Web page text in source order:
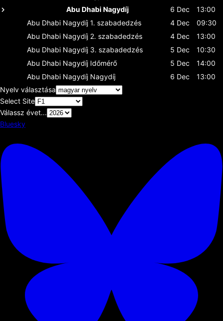
Abu Dhabi Nagydíj
6 Dec
13:00
Abu Dhabi Nagydíj 1. szabadedzés 4 Dec
09:30
Abu Dhabi Nagydíj 2. szabadedzés 4 Dec
13:00
Abu Dhabi Nagydíj 3. szabadedzés 5 Dec
10:30
Abu Dhabi Nagydíj Időmérő 5 Dec
14:00
Abu Dhabi Nagydíj Nagydíj 6 Dec
13:00
Nyelv választása
Select Site
Válassz évet...
Bluesky